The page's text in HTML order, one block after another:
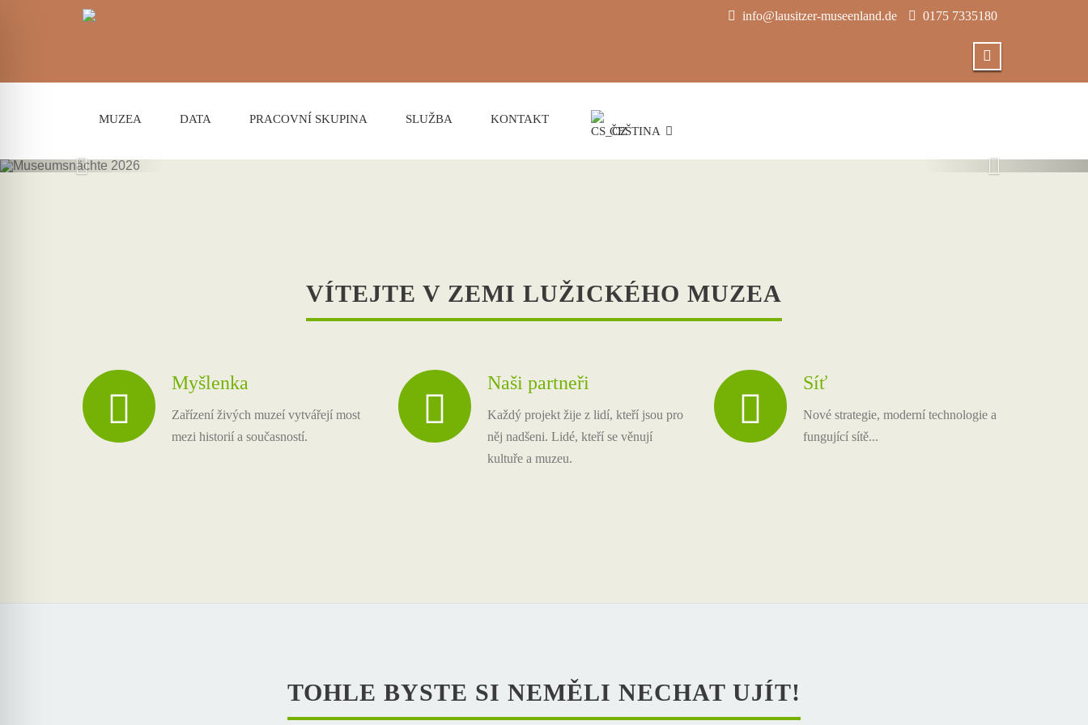
info@lausitzer-museenland.de 0175 7335180
MUZEA DATA PRACOVNÍ SKUPINA SLUŽBA
KONTAKT
ČEŠTINA
zde
VÍTEJTE V ZEMI LUŽICKÉHO MUZEA
Myšlenka
Zařízení živých muzeí vytvářejí most
mezi historií a současností.
Naši partneři
Každý projekt žije z lidí, kteří jsou pro
něj nadšeni. Lidé, kteří se věnují
kultuře a muzeu.
Síť
Nové strategie, moderní technologie a
fungující sítě...
TOHLE BYSTE SI NEMĚLI NECHAT UJÍT!